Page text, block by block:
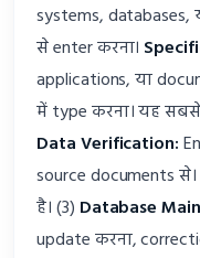
systems, databases,
से enter करना।
applications, या
में type करना। यह
Data Verification:
source documents
है। (3) Database
update करना,